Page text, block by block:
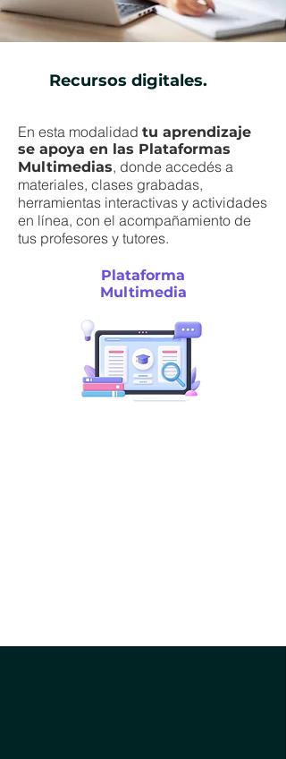
Recursos digitales.
En esta modalidad tu aprendizaje
se apoya en las Plataformas
Multimedias, donde accedés a
materiales, clases grabadas,
herramientas interactivas y actividades
en línea, con el acompañamiento de
tus profesores y tutores.
Plataforma
Multimedia